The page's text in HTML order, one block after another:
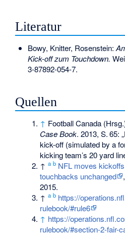
Literatur
Bowy, Knitter, Rosenstein:
Kick-off zum Touchdown.
3-87892-054-7.
Quellen
↑ Football Canada
Case Book. 2013,S.65:
kick-off (simulated by a
kicking team’s 20 yard
↑a b NFL moves
touchbacks unchanged
2015.
↑a b https://
rulebook/#rule6
↑ https://
rulebook/#section-2-fair-